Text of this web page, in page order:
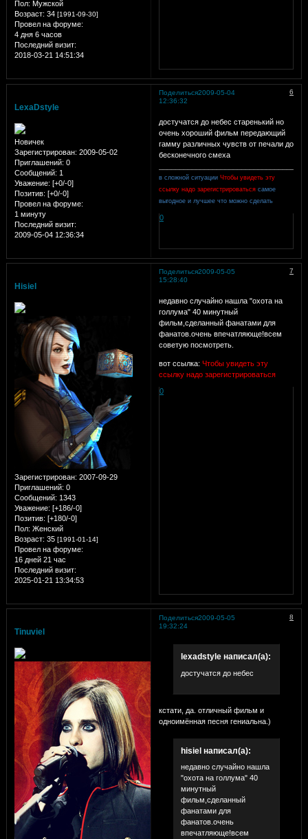
Пол: Мужской
Возраст: 34 [1991-09-30]
Провел на форуме:
4 дня 6 часов
Последний визит:
2018-03-21 14:51:34
Поделиться 6
2009-05-04
12:36:32
LexaDstyle
Новичек
Зарегистрирован: 2009-05-02
Приглашений: 0
Сообщений: 1
Уважение: [+0/-0]
Позитив: [+0/-0]
Провел на форуме:
1 минуту
Последний визит:
2009-05-04 12:36:34
достучатся до небес старенький но
очень хороший фильм передающий
гамму различных чувств от печали до
бесконечного смеха
в сложной ситуации Чтобы увидеть эту
ссылку надо зарегистрироватьсясамое
выгодное и лучшее что можно сделать
0
Поделиться 7
2009-05-05
15:28:40
Hisiel
Зарегистрирован: 2007-09-29
Приглашений: 0
Сообщений: 1343
Уважение: [+186/-0]
Позитив: [+180/-0]
Пол: Женский
Возраст: 35 [1991-01-14]
Провел на форуме:
16 дней 21 час
Последний визит:
2025-01-21 13:34:53
недавно случайно нашла "охота на
голлума" 40 минутный
фильм,сделанный фанатами для
фанатов.очень впечатляюще!всем
советую посмотреть.
вот ссылка: Чтобы увидеть эту
ссылку надо зарегистрироваться
0
Поделиться 8
2009-05-05
19:32:24
Tinuviel
lexadstyle написал(а):
достучатся до небес
кстати, да. отличный фильм и
одноимённая песня гениальна.)
hisiel написал(а):
недавно случайно нашла
"охота на голлума" 40
минутный
фильм,сделанный
фанатами для
фанатов.очень
впечатляюще!всем